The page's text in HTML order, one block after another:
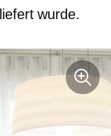
wurde.